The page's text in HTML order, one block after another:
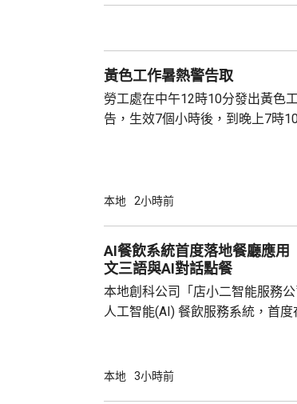
黃色工作暑熱警告取
勞工處在中午12時10分發出黃色
告，生效7個小時後，到晚上7時
本地 2小時前
AI餐飲系統首度落地餐廳應
文三語與AI對話點餐
本地創科公司「店小二智能服務
人工智能(AI) 餐飲服務系統，首度
話或英文對話，食客根據AI指示點
本地 3小時前